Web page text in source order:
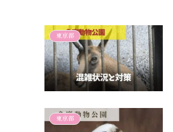
東京都
東京都